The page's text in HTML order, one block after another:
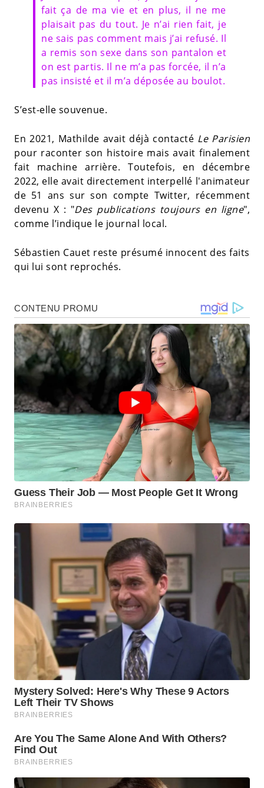
fait ça de ma vie et en plus, il ne me
plaisait pas du tout. Je n’ai rien fait, je
ne sais pas comment mais j’ai refusé. Il
a remis son sexe dans son pantalon et
on est partis. Il ne m’a pas forcée, il n’a
pas insisté et il m’a déposée au boulot.
S’est-elle souvenue.
En 2021, Mathilde avait déjà contacté Le Parisien
pour raconter son histoire mais avait finalement
fait machine arrière. Toutefois, en décembre
2022, elle avait directement interpellé l'animateur
de 51 ans sur son compte Twitter, récemment
devenu X : "Des publications toujours en ligne",
comme l’indique le journal local.
Sébastien Cauet reste présumé innocent des faits
qui lui sont reprochés.